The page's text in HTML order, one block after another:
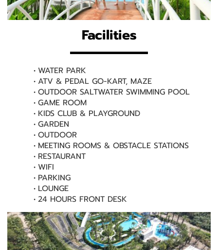
Facilities
WATER PARK
ATV & PEDAL GO-KART, MAZE
OUTDOOR SALTWATER SWIMMING POOL
GAME ROOM
KIDS CLUB & PLAYGROUND
GARDEN
OUTDOOR
MEETING ROOMS & OBSTACLE STATIONS
RESTAURANT
WIFI
PARKING
LOUNGE
24 HOURS FRONT DESK